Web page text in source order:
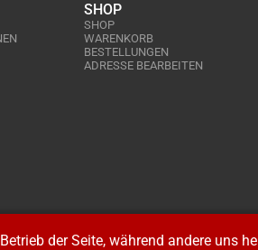
SHOP
SHOP
WARENKORB
BESTELLUNGEN
ADRESSE BEARBEITEN
der Seite, während andere uns